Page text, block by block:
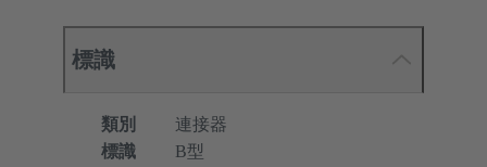
標識
類別
連接器
標識
B型